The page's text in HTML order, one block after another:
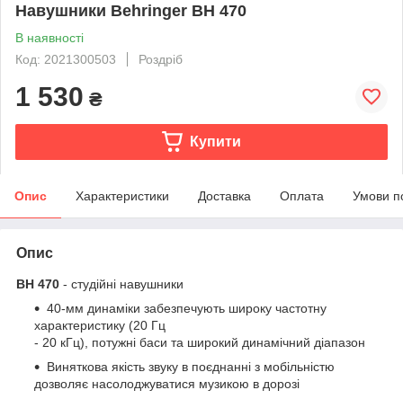
Навушники Behringer BH 470
В наявності
Код: 2021300503
Роздріб
1 530 ₴
Купити
Опис Характеристики Доставка Оплата Умови
Опис
BH 470 - студійні навушники
40-мм динаміки забезпечують широку частотну
характеристику (20 Гц
- 20 кГц), потужні баси та широкий динамічний діапазон
Виняткова якість звуку в поєднанні з мобільністю
дозволяє насолоджуватися музикою в дорозі